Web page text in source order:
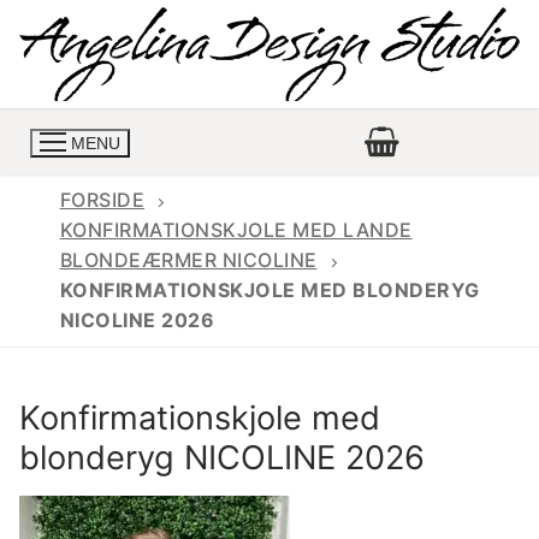
indhold
MENU
Konfirmationskjoler
Konfirmationskjoler 2026
Konfirmationskjoler med lange ærmer
Konfirmationskjole
Bukser priser
Book en tid
FORSIDE
KONFIRMATIONSKJOLE MED LANDE
BLONDEÆRMER NICOLINE
KONFIRMATIONSKJOLE MED BLONDERYG
NICOLINE 2026
Konfirmationskjole med
blonderyg NICOLINE 2026